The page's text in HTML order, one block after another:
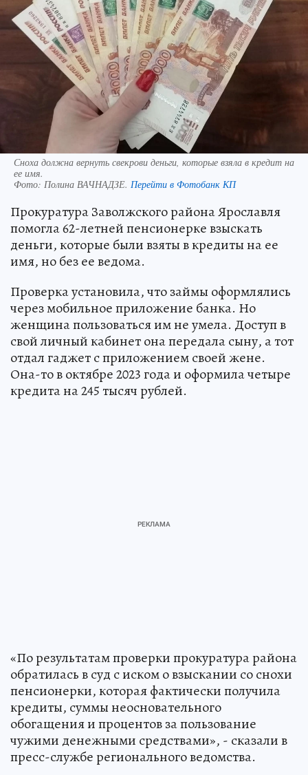
Сноха должна вернуть свекрови деньги, которые взяла в кредит на
ее имя.
Фото: Полина ВАЧНАДЗЕ. Перейти в Фотобанк КП
Прокуратура Заволжского района Ярославля
помогла 62-летней пенсионерке взыскать
деньги, которые были взяты в кредиты на ее
имя, но без ее ведома.
Проверка установила, что займы оформлялись
через мобильное приложение банка. Но
женщина пользоваться им не умела. Доступ в
свой личный кабинет она передала сыну, а тот
отдал гаджет с приложением своей жене.
Она-то в октябре 2023 года и оформила четыре
кредита на 245 тысяч рублей.
«По результатам проверки прокуратура района
обратилась в суд с иском о взыскании со снохи
пенсионерки, которая фактически получила
кредиты, суммы неосновательного
обогащения и процентов за пользование
чужими денежными средствами», - сказали в
пресс-службе регионального ведомства.